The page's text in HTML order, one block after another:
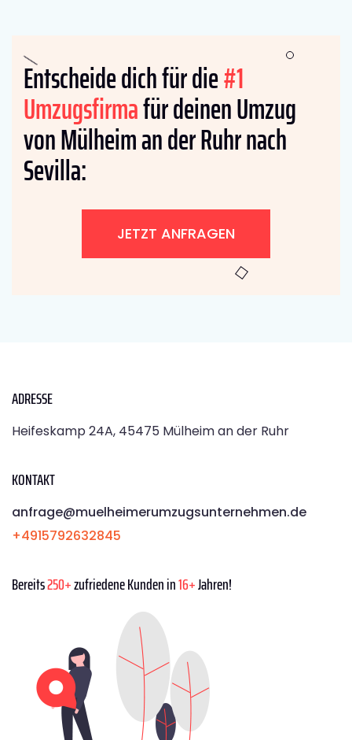
Entscheide dich für die#1
Umzugsfirmafür deinen Umzug
von Mülheim an der Ruhr nach
Sevilla:
JETZT ANFRAGEN
ADRESSE
Heifeskamp 24A, 45475 Mülheim an der Ruhr
KONTAKT
anfrage@muelheimerumzugsunternehmen.de
+4915792632845
Bereits250+zufriedene Kunden in16+Jahren!